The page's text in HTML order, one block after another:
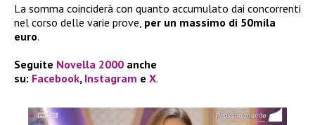
La somma coinciderà con quanto accumulato dai concorrenti
nel corso delle varie prove, per un massimo di 50mila
euro.
Seguite Novella 2000 anche
su: Facebook, Instagram e X.